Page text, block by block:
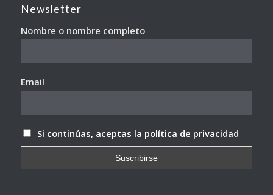
Newsletter
Nombre o nombre completo
Email
Si continúas, aceptas la política de privacidad